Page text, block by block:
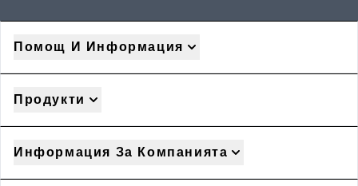
Помощ И Информация
Продукти
Информация За Компанията